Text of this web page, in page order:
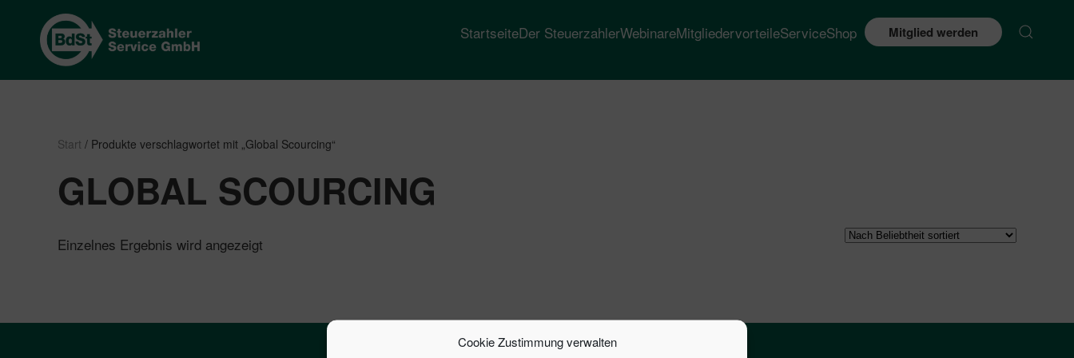
Cookie Zustimmung verwalten
StartseiteDer SteuerzahlerWebinareMitgliedervorteileServiceShop Mitglied werden
Start / Produkte verschlagwortet mit „Global Scourcing“
GLOBAL SCOURCING
Einzelnes Ergebnis wird angezeigt